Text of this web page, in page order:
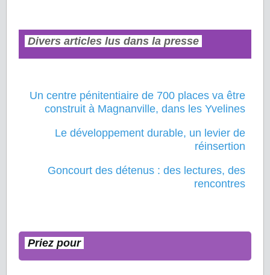
Divers articles lus dans la presse
Un centre pénitentiaire de 700 places va être
construit à Magnanville, dans les Yvelines
Le développement durable, un levier de
réinsertion
Goncourt des détenus : des lectures, des
rencontres
Priez pour